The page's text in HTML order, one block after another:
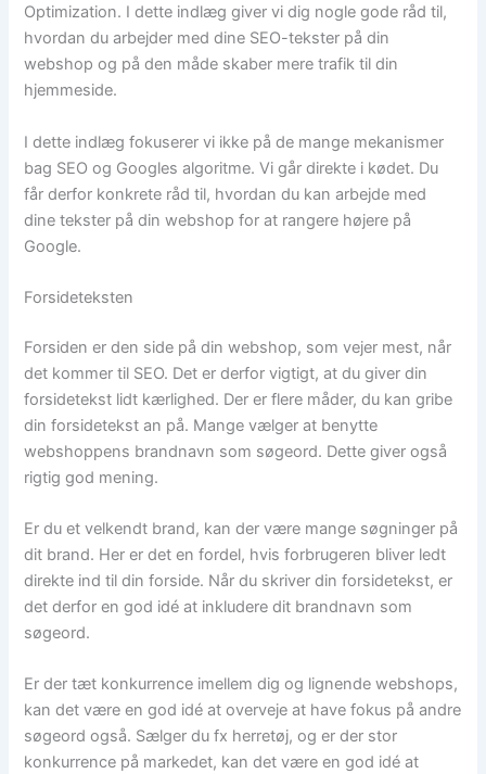
Optimization. I dette indlæg giver vi dig nogle gode råd til,
hvordan du arbejder med dine SEO-tekster på din
webshop og på den måde skaber mere trafik til din
hjemmeside.
I dette indlæg fokuserer vi ikke på de mange mekanismer
bag SEO og Googles algoritme. Vi går direkte i kødet. Du
får derfor konkrete råd til, hvordan du kan arbejde med
dine tekster på din webshop for at rangere højere på
Google.
Forsideteksten
Forsiden er den side på din webshop, som vejer mest, når
det kommer til SEO. Det er derfor vigtigt, at du giver din
forsidetekst lidt kærlighed. Der er flere måder, du kan gribe
din forsidetekst an på. Mange vælger at benytte
webshoppens brandnavn som søgeord. Dette giver også
rigtig god mening.
Er du et velkendt brand, kan der være mange søgninger på
dit brand. Her er det en fordel, hvis forbrugeren bliver ledt
direkte ind til din forside. Når du skriver din forsidetekst, er
det derfor en god idé at inkludere dit brandnavn som
søgeord.
Er der tæt konkurrence imellem dig og lignende webshops,
kan det være en god idé at overveje at have fokus på andre
søgeord også. Sælger du fx herretøj, og er der stor
konkurrence på markedet, kan det være en god idé at